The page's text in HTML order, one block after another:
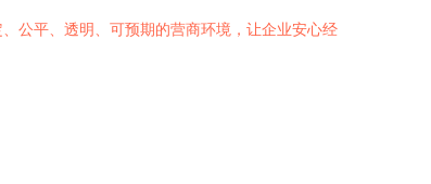
公平、透明、可预期的营商环境，让企业安心经